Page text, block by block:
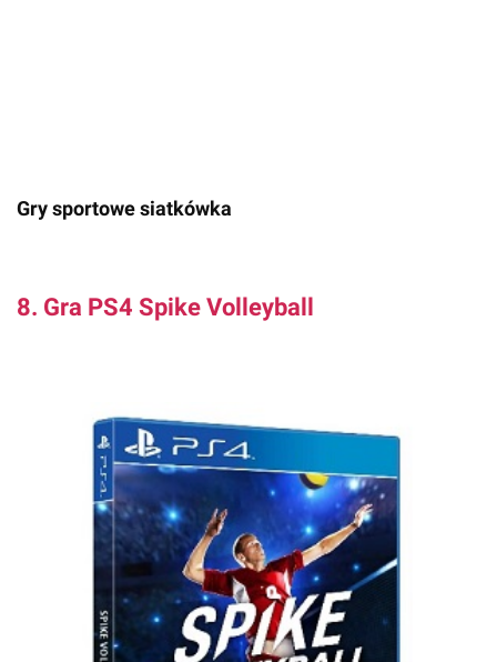
Gry sportowe siatkówka
8. Gra PS4 Spike Volleyball